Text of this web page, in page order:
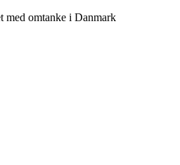
med omtanke i Danmark